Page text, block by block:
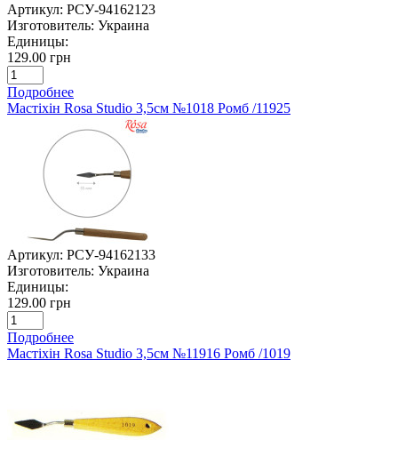
Артикул: РСУ-94162123
Изготовитель: Украина
Единицы:
129.00 грн
Подробнее
Мастіхін Rosa Studio 3,5см №1018 Ромб /11925
Артикул: РСУ-94162133
Изготовитель: Украина
Единицы:
129.00 грн
Подробнее
Мастіхін Rosa Studio 3,5см №11916 Ромб /1019